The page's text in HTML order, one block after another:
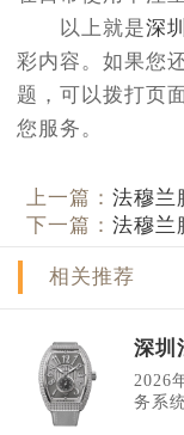
以上就是深
彩内容。如果您
题，可以拨打页
您服务。
上一篇：法穆兰
下一篇：法穆兰
相关推荐
深圳
2026
务系